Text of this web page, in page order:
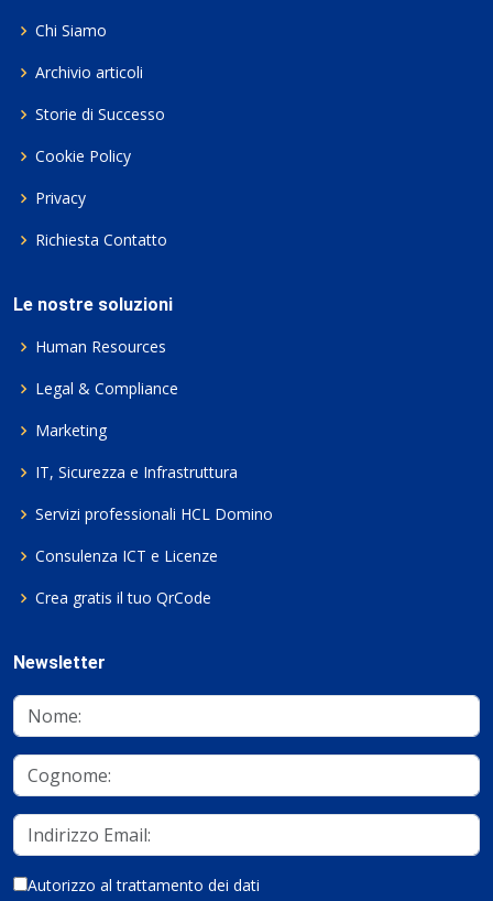
Chi Siamo
Archivio articoli
Storie di Successo
Cookie Policy
Privacy
Richiesta Contatto
Le nostre soluzioni
Human Resources
Legal & Compliance
Marketing
IT, Sicurezza e Infrastruttura
Servizi professionali HCL Domino
Consulenza ICT e Licenze
Crea gratis il tuo QrCode
Newsletter
Autorizzo al trattamento dei dati